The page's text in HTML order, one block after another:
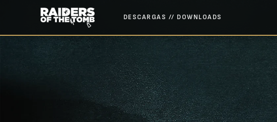
DESCARGAS // DOWNLOADS